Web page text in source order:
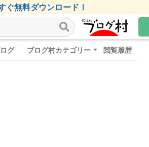
ぐ無料ダウンロード！
グ ブログ村カテゴリー 閲覧履歴